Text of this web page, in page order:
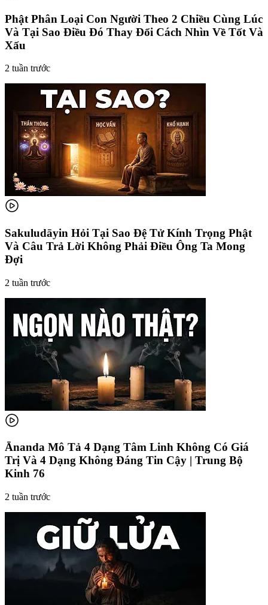
Phật Phân Loại Con Người Theo 2 Chiều Cùng Lúc
Và Tại Sao Điều Đó Thay Đổi Cách Nhìn Về Tốt Và
Xấu
2 tuần trước
Sakuludāyin Hỏi Tại Sao Đệ Tử Kính Trọng Phật
Và Câu Trả Lời Không Phải Điều Ông Ta Mong
Đợi
2 tuần trước
Ānanda Mô Tả 4 Dạng Tâm Linh Không Có Giá
Trị Và 4 Dạng Không Đáng Tin Cậy | Trung Bộ
Kinh 76
2 tuần trước